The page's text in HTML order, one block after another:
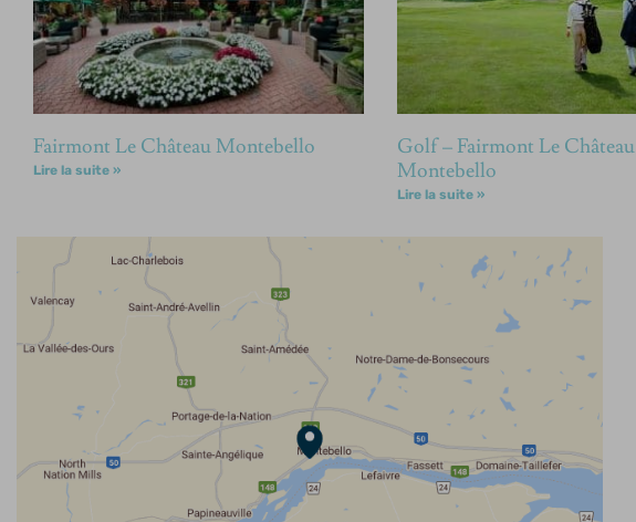
Fairmont Le Château Montebello
Lire la suite »
Golf – Fairmont Le Château
Montebello
Lire la suite »